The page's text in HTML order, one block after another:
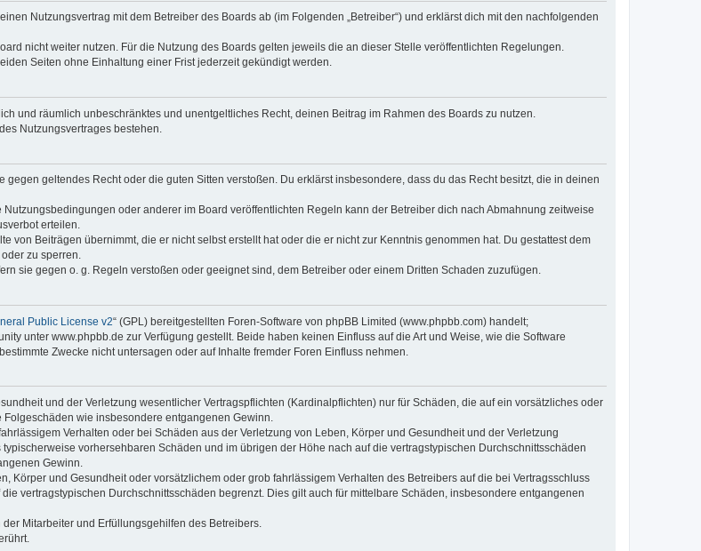
Nutzungsvertrag mit dem Betreiber des Boards ab (im Folgenden „Betreiber“) und erklärst dich mit den nachfolgenden
nicht weiter nutzen. Für die Nutzung des Boards gelten jeweils die an dieser Stelle veröffentlichten Regelungen.
Seiten ohne Einhaltung einer Frist jederzeit gekündigt werden.
und räumlich unbeschränktes und unentgeltliches Recht, deinen Beitrag im Rahmen des Boards zu nutzen.
Nutzungsvertrages bestehen.
geltendes Recht oder die guten Sitten verstoßen. Du erklärst insbesondere, dass du das Recht besitzt, die in deinen
oder anderer im Board veröffentlichten Regeln kann der Betreiber dich nach Abmahnung zeitweise
erteilen.
von Beiträgen übernimmt, die er nicht selbst erstellt hat oder die er nicht zur Kenntnis genommen hat. Du gestattest dem
zu sperren.
sie gegen o. g. Regeln verstoßen oder geeignet sind, dem Betreiber oder einem Dritten Schaden zuzufügen.
Public License v2“ (GPL) bereitgestellten Foren-Software von phpBB Limited (www.phpbb.com) handelt;
unter www.phpbb.de zur Verfügung gestellt. Beide haben keinen Einfluss auf die Art und Weise, wie die Software
Zwecke nicht untersagen oder auf Inhalte fremder Foren Einfluss nehmen.
und der Verletzung wesentlicher Vertragspflichten (Kardinalpflichten) nur für Schäden, die auf ein vorsätzliches oder
wie insbesondere entgangenen Gewinn.
Verhalten oder bei Schäden aus der Verletzung von Leben, Körper und Gesundheit und der Verletzung
vorhersehbaren Schäden und im übrigen der Höhe nach auf die vertragstypischen Durchschnittsschäden
Gewinn.
Körper und Gesundheit oder vorsätzlichem oder grob fahrlässigem Verhalten des Betreibers auf die bei Vertragsschluss
vertragstypischen Durchschnittsschäden begrenzt. Dies gilt auch für mittelbare Schäden, insbesondere entgangenen
Mitarbeiter und Erfüllungsgehilfen des Betreibers.